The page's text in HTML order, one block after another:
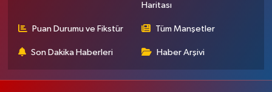
Haritası
Puan Durumu ve Fikstür Tüm Manşetler
Son Dakika Haberleri Haber Arşivi